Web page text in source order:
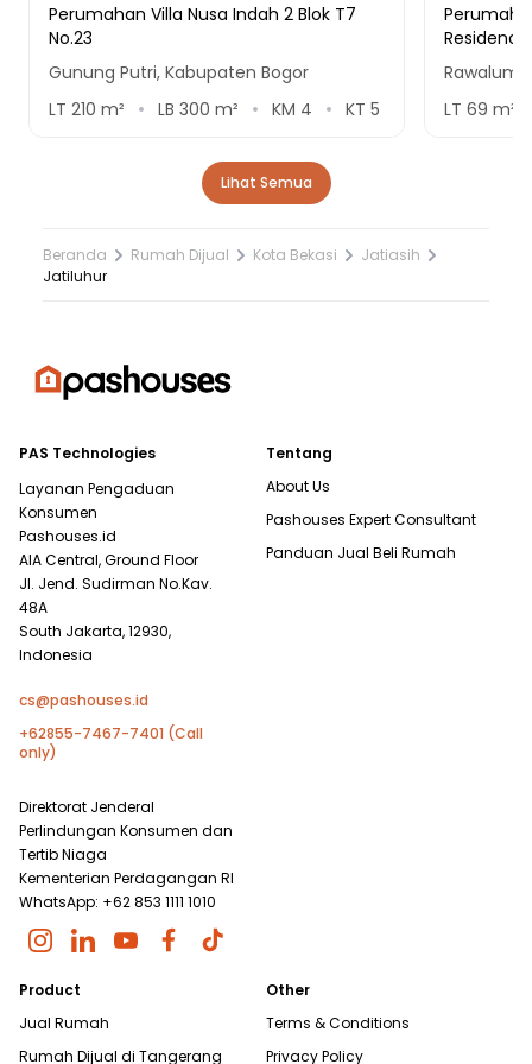
Perumahan Villa Nusa Indah 2 Blok T7
No.23
Gunung Putri, Kabupaten Bogor
LT 210 m² LB 300 m² KM 4 KT 5
Residence
LT 69 m²
Lihat Semua
Beranda Rumah Dijual Kota Bekasi
Jatiasih
Jatiluhur
PAS Technologies
Layanan Pengaduan
Konsumen
Pashouses.id
AIA Central, Ground Floor
Jl. Jend. Sudirman No.Kav.
48A
South Jakarta, 12930,
Indonesia
cs@pashouses.id
+62855-7467-7401 (Call
only)
Direktorat Jenderal
Perlindungan Konsumen dan
Tertib Niaga
Kementerian Perdagangan RI
WhatsApp: +62 853 1111 1010
Tentang
About Us
Pashouses Expert Consultant
Panduan Jual Beli Rumah
Product
Jual Rumah
Rumah Dijual di Tangerang
Other
Terms & Conditions
Privacy Policy